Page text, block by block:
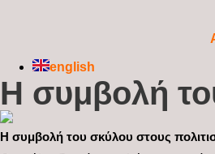
english
Η συμβολή
Η συμβολή του σκύλου στους